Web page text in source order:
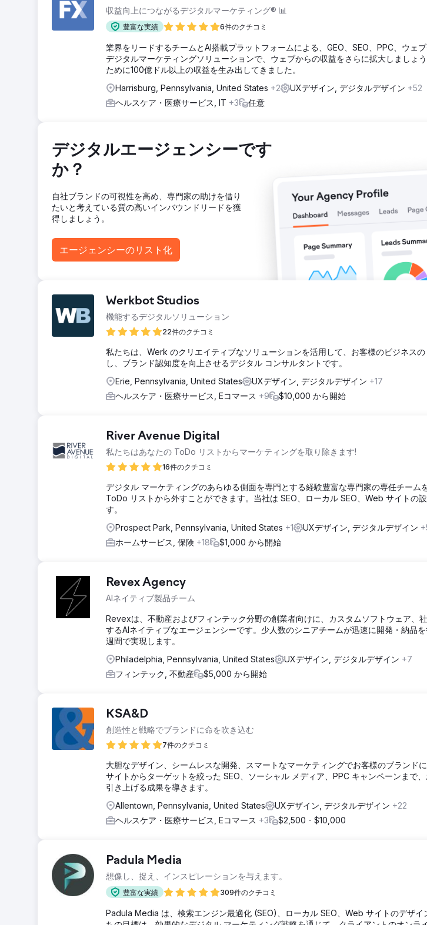
競争の激しい金融業界で業績を向上させるには、単なるビジュアルの刷新だけでは不十分でした。
時代遅れで信頼性に欠け、問い合わせ経路も弱く、ユーザーが行動を起こしにくい状態でした。課
り説得力があり、ユーザーフレンドリーで、迅速に信頼を築き、コンバージョン率を高めることがで
ソリューション
デスクトップとモバイル両方に対応した完全オーダーメイドのウェブサイトを設計し、それをカス
に開発しました。新しいサイトは、ユーザー体験全体を通して、明瞭さ、信頼性、使いやすさを向上
た。また、段階的かつページ分割されたフォームを導入することで、ユーザーの負担を軽減し、問い
し、コンバージョンプロセスをスムーズにしました。
新しいデザインはよりプロフェッショナルなデジタルプレゼンスを確立し、問い合わせ経路の改善に
ることができ、全体的なユーザーエクスペリエンスの向上は、競争の激しい金融市場において、ビジ
エージェンシーページに移動
収益向上につながるデジタルマーケティング® 📊
豊富な実績 6件のクチコミ
業界をリードするチームとAI搭載プラットフォームによる、GEO、SEO、PPC、ウェ
デジタルマーケティングソリューションで、ウェブからの収益をさらに拡大しましょ
ために100億ドル以上の収益を生み出してきました。
Harrisburg, Pennsylvania, United States +2 UXデザイン, デジタルデザイン +52
ヘルスケア・医療サービス, IT +3 任意
デジタルエージェンシーです
か？
自社ブランドの可視性を高め、専門家の助けを借り
たいと考えている質の高いインバウンドリードを獲
得しましょう。
エージェンシーのリスト化
Werkbot Studios
機能するデジタルソリューション
22件のクチコミ
私たちは、Werk のクリエイティブなソリューションを活用して、お客様のビジネス
し、ブランド認知度を向上させるデジタル コンサルタントです。
Erie, Pennsylvania, United States
UXデザイン, デジタルデザイン +17
ヘルスケア・医療サービス, Eコマース +9 $10,000 から開始
River Avenue Digital
私たちはあなたの ToDo リストからマーケティングを取り除きます!
16件のクチコミ
デジタル マーケティングのあらゆる側面を専門とする経験豊富な専門家の専任チーム
ToDo リストから外すことができます。当社は SEO、ローカル SEO、Web サイトの
す。
Prospect Park, Pennsylvania, United States +1 UXデザイン, デジタルデザイン
ホームサービス, 保険 +18 $1,000 から開始
Revex Agency
AIネイティブ製品チーム
Revexは、不動産およびフィンテック分野の創業者向けに、カスタムソフトウェア、
するAIネイティブなエージェンシーです。少人数のシニアチームが迅速に開発・納品
週間で実現します。
Philadelphia, Pennsylvania, United States
UXデザイン, デジタルデザイン +7
フィンテック, 不動産
$5,000 から開始
KSA&D
創造性と戦略でブランドに命を吹き込む
7件のクチコミ
大胆なデザイン、シームレスな開発、スマートなマーケティングでお客様のブランド
サイトからターゲットを絞った SEO、ソーシャル メディア、PPC キャンペーンまで
引き上げる成果を導きます。
Allentown, Pennsylvania, United States
UXデザイン, デジタルデザイン +22
ヘルスケア・医療サービス, Eコマース +3 $2,500 - $10,000
Padula Media
想像し、捉え、インスピレーションを与えます。
豊富な実績 309件のクチコミ
Padula Media は、検索エンジン最適化 (SEO)、ローカル SEO、Web サイトのデザイ